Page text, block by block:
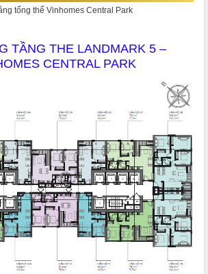
tổng thể Vinhomes Central Park
TẦNG THE LANDMARK 5 –
CENTRAL PARK